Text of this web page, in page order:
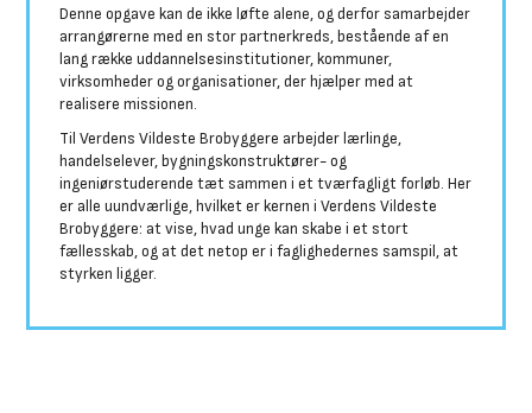
Denne opgave kan de ikke løfte alene, og derfor samarbejder
arrangørerne med en stor partnerkreds, bestående af en
lang række uddannelsesinstitutioner, kommuner,
virksomheder og organisationer, der hjælper med at
realisere missionen.
Til Verdens Vildeste Brobyggere arbejder lærlinge,
handelselever, bygningskonstruktører- og
ingeniørstuderende tæt sammen i et tværfagligt forløb. Her
er alle uundværlige, hvilket er kernen i Verdens Vildeste
Brobyggere: at vise, hvad unge kan skabe i et stort
fællesskab, og at det netop er i faglighedernes samspil, at
styrken ligger.